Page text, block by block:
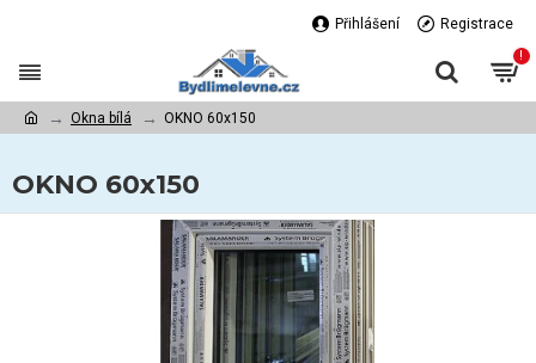
Přihlášení Registrace
!
Okna bílá OKNO 60x150
OKNO 60x150